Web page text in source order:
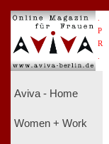
P
R
Aviva - Home
Women + Work